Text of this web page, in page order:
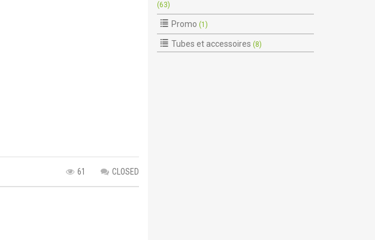
61 CLOSED
(63)
Promo (1)
Tubes et accessoires (8)